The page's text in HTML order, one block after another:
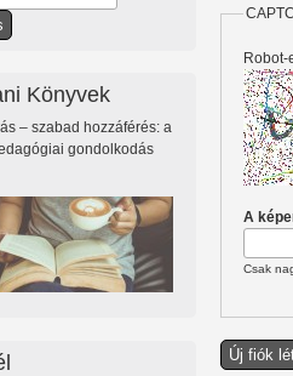
Robot-
A
Csak
űrlap
Könyvek
– szabad hozzáférés: a
gondolkodás